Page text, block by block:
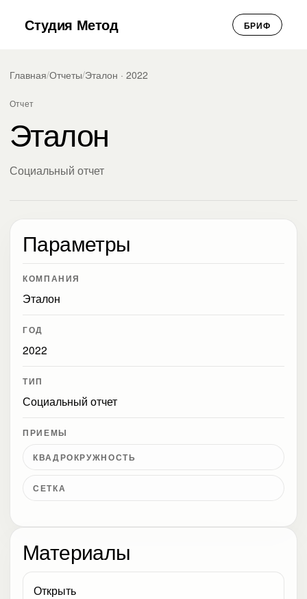
Студия Метод БРИФ
Главная/Отчеты/Эталон · 2022
Отчет
Эталон
Социальный отчет
Параметры
КОМПАНИЯ
Эталон
ГОД
2022
ТИП
Социальный отчет
ПРИЕМЫ
КВАДРОКРУЖНОСТЬ
СЕТКА
Материалы
Открыть